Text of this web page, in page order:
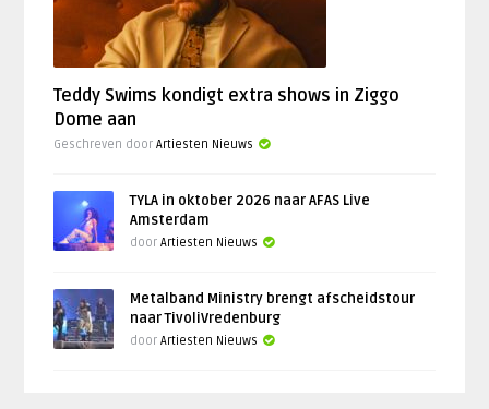
Teddy Swims kondigt extra shows in Ziggo
Dome aan
Geschreven doorArtiesten Nieuws
TYLA in oktober 2026 naar AFAS Live
Amsterdam
doorArtiesten Nieuws
Metalband Ministry brengt afscheidstour
naar TivoliVredenburg
doorArtiesten Nieuws